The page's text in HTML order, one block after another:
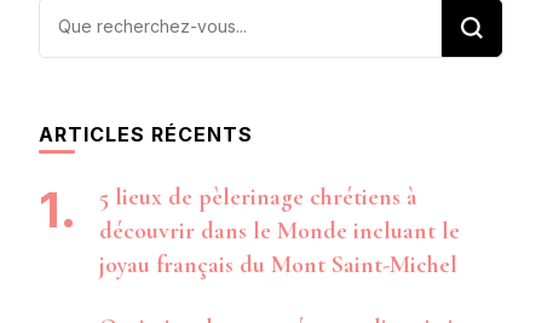
Vous
ARTICLES RÉCENTS
5 lieux de pèlerinage chrétiens à
découvrir dans le Monde incluant le
joyau français du Mont Saint-Michel